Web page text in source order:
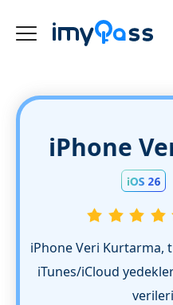
iPhone
iPhone Veri Kurtarma,
iTunes/iCloud